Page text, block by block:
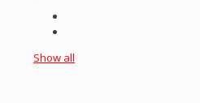
Show all